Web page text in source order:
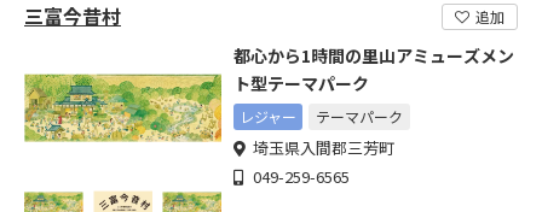
三富今昔村 追加
都心から1時間の里山アミューズメン
ト型テーマパーク
レジャー テーマパーク
埼玉県入間郡三芳町
049-259-6565